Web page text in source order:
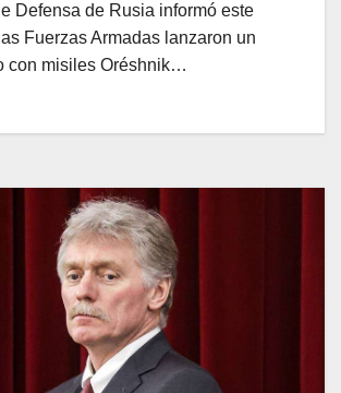
Defensa de Rusia informó este
Fuerzas Armadas lanzaron un
con misiles Oréshnik…